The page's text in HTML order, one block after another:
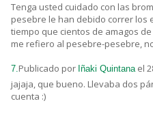
Tenga usted cuidado con las
pesebre le han debido correr los
tiempo que cientos de amagos
me refiero al pesebre-pesebre,
7.Publicado por Iñaki Quintana el
jajaja, que bueno. Llevaba dos
cuenta :)